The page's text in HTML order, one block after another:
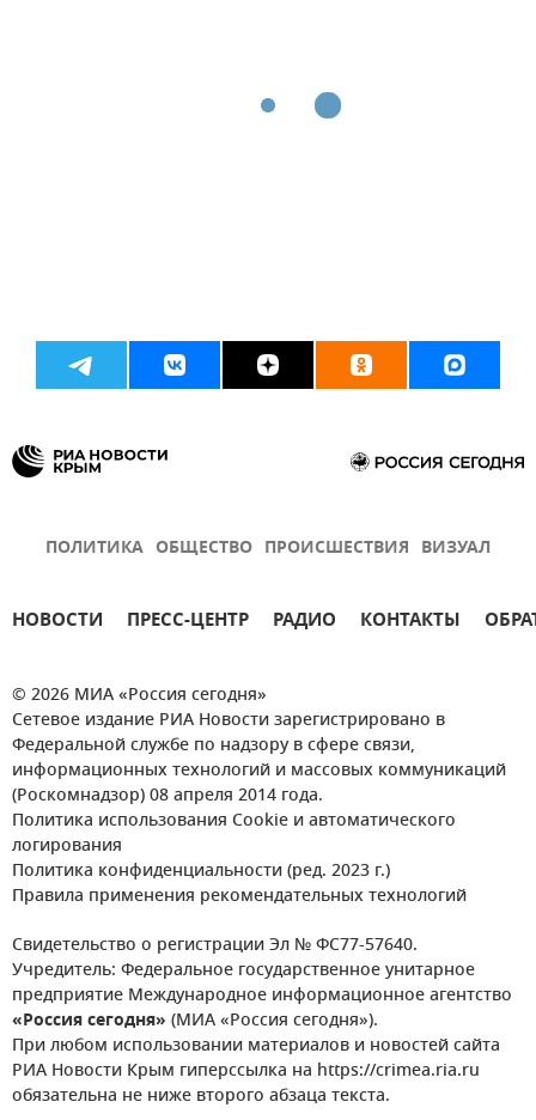
ПОЛИТИКА ОБЩЕСТВО ПРОИСШЕСТВИЯ ВИЗУАЛ
НОВОСТИ ПРЕСС-ЦЕНТР РАДИО КОНТАКТЫ
© 2026 МИА «Россия сегодня»
Сетевое издание РИА Новости зарегистрировано в
Федеральной службе по надзору в сфере связи,
информационных технологий и массовых коммуникаций
(Роскомнадзор) 08 апреля 2014 года.
Политика использования Cookie и автоматического
логирования
Политика конфиденциальности (ред. 2023 г.)
Правила применения рекомендательных технологий
Свидетельство о регистрации Эл № ФС77-57640.
Учредитель: Федеральное государственное унитарное
предприятие Международное информационное агентство
«Россия сегодня» (МИА «Россия сегодня»).
При любом использовании материалов и новостей сайта
РИА Новости Крым гиперссылка на https://crimea.ria.ru
обязательна не ниже второго абзаца текста.